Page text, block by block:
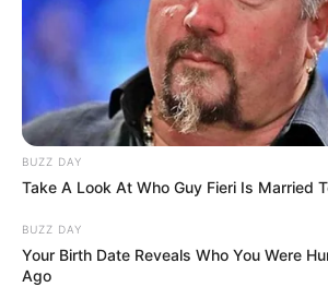
BUZZ DAY
Take A Look At Who Guy Fieri Is Married
BUZZ DAY
Your Birth Date Reveals Who You Were
Ago